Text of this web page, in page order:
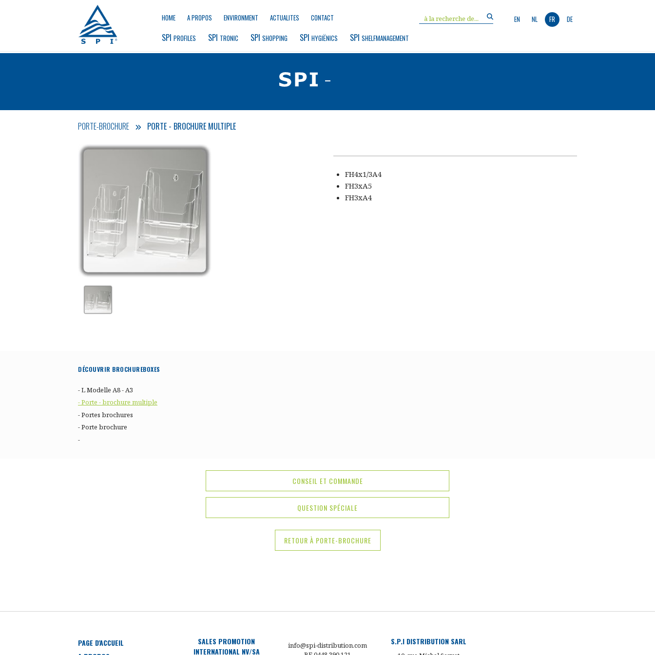
HOME A PROPOS ENVIRONMENT ACTUALITES CONTACT EN NL FR DE
SPI PROFILES SPI TRONIC SPI SHOPPING SPI HYGIËNICS SPI SHELFMANAGEMENT
-
PORTE-BROCHURE PORTE - BROCHURE MULTIPLE
FH4x1/3A4
FH3xA5
FH3xA4
DÉCOUVRIR BROCHUREBOXES
- L Modelle A8 - A3
- Porte - brochure multiple
- Portes brochures
- Porte brochure
-
CONSEIL ET COMMANDE
QUESTION SPÉCIALE
RETOUR À PORTE-BROCHURE
PAGE D'ACCUEIL
SALES PROMOTION
INTERNATIONAL NV/SA
info@spi-distribution.com
S.P.I DISTRIBUTION SARL